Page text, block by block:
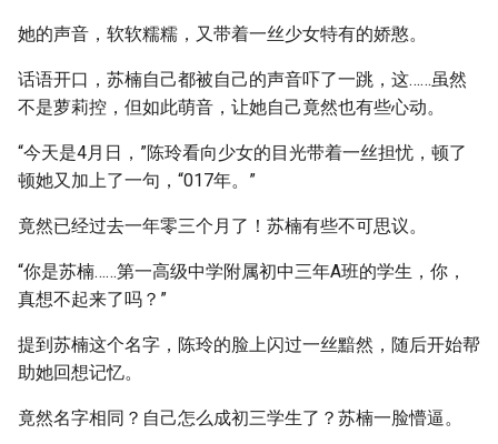
她的声音，软软糯糯，又带着一丝少女特有的娇憨。
话语开口，苏楠自己都被自己的声音吓了一跳，这……虽然
不是萝莉控，但如此萌音，让她自己竟然也有些心动。
“今天是4月日，”陈玲看向少女的目光带着一丝担忧，顿了
顿她又加上了一句，“017年。”
竟然已经过去一年零三个月了！苏楠有些不可思议。
“你是苏楠……第一高级中学附属初中三年A班的学生，你，
真想不起来了吗？”
提到苏楠这个名字，陈玲的脸上闪过一丝黯然，随后开始帮
助她回想记忆。
竟然名字相同？自己怎么成初三学生了？苏楠一脸懵逼。